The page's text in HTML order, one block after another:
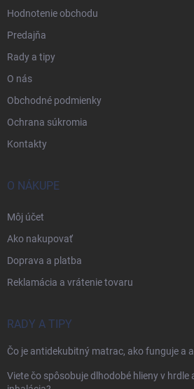
Hodnotenie obchodu
Predajňa
Rady a tipy
O nás
Obchodné podmienky
Ochrana súkromia
Kontakty
O NÁKUPE
Môj účet
Ako nakupovať
Doprava a platba
Reklamácia a vrátenie tovaru
RADY A TIPY
Čo je antidekubitný matrac, ako funguje a
Viete čo spôsobuje dlhodobé hlieny v hrdle